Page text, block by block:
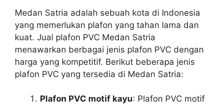
Medan Satria adalah sebuah kota di Indonesia
yang memerlukan plafon yang tahan lama dan
kuat. Jual plafon PVC Medan Satria
menawarkan berbagai jenis plafon PVC dengan
harga yang kompetitif. Berikut beberapa jenis
plafon PVC yang tersedia di Medan Satria:
Plafon PVC motif kayu: Plafon PVC motif